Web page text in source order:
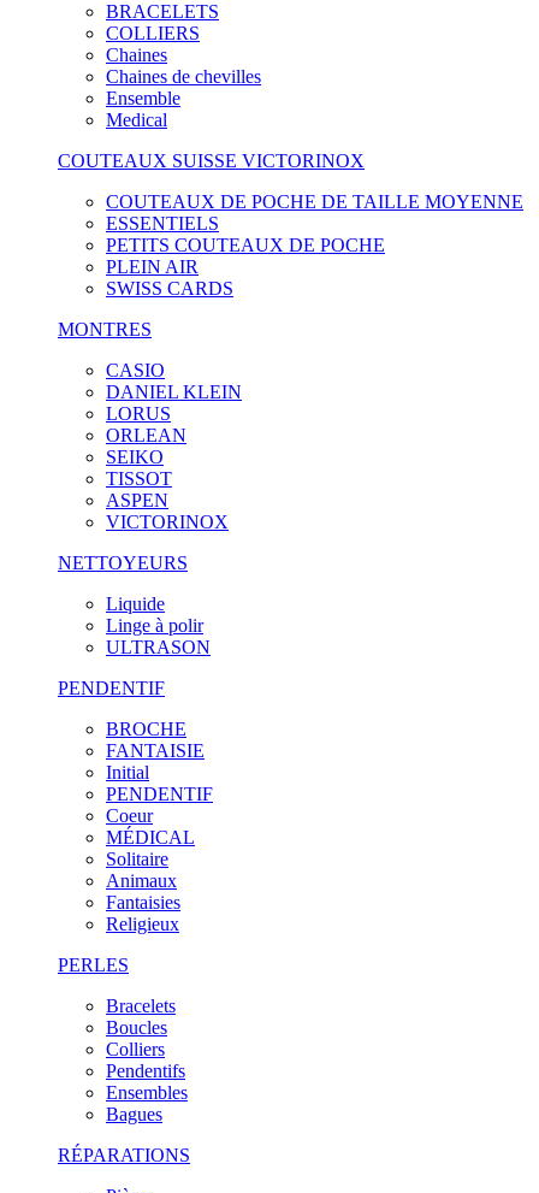
BRACELETS
COLLIERS
Chaines
Chaines de chevilles
Ensemble
Medical
COUTEAUX SUISSE VICTORINOX
COUTEAUX DE POCHE DE TAILLE MOYENNE
ESSENTIELS
PETITS COUTEAUX DE POCHE
PLEIN AIR
SWISS CARDS
MONTRES
CASIO
DANIEL KLEIN
LORUS
ORLEAN
SEIKO
TISSOT
ASPEN
VICTORINOX
NETTOYEURS
Liquide
Linge à polir
ULTRASON
PENDENTIF
BROCHE
FANTAISIE
Initial
PENDENTIF
Coeur
MÉDICAL
Solitaire
Animaux
Fantaisies
Religieux
PERLES
Bracelets
Boucles
Colliers
Pendentifs
Ensembles
Bagues
RÉPARATIONS